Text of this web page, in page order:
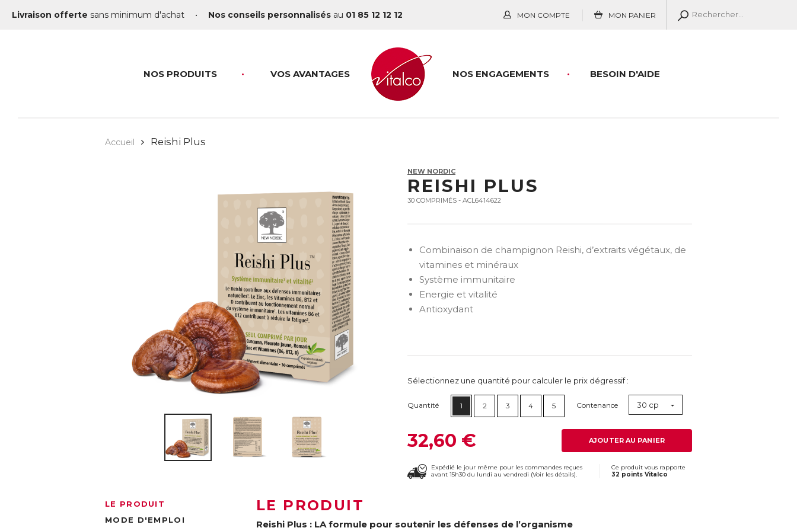
Livraison offerte sans minimum d'achat • Nos conseils personnalisés au 01 85 12 12 12 MON COMPTE MON PANIER
NOS PRODUITS VOS AVANTAGES BESOIN D'AIDE
NOS ENGAGEMENTS
Accueil Reishi Plus
NEW NORDIC
REISHI PLUS
30 COMPRIMÉS - ACL6414622
Combinaison de champignon Reishi, d’extraits végétaux, de
vitamines et minéraux
Système immunitaire
Energie et vitalité
Antioxydant
Sélectionnez une quantité pour calculer le prix dégressif :
Quantité 1 2 3 4 5 Contenance 30 cp
32,60 € AJOUTER AU PANIER
Expédié le jour même pour les commandes reçues
avant 15h30 du lundi au vendredi (Voir les détails).
Ce produit vous rapporte
32 points Vitalco
LE PRODUIT
MODE D'EMPLOI
LE PRODUIT
Reishi Plus : LA formule pour soutenir les défenses de l’organisme